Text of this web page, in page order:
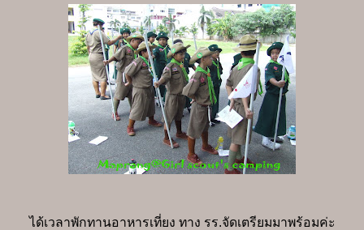
ได้เวลาพักทานอาหารเที่ยง ทาง รร.จัดเตรียมมาพร้อมค่ะ